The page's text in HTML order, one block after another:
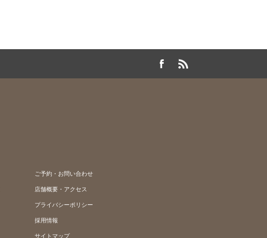
ご予約・お問い合わせ
店舗概要・アクセス
プライバシーポリシー
採用情報
サイトマップ